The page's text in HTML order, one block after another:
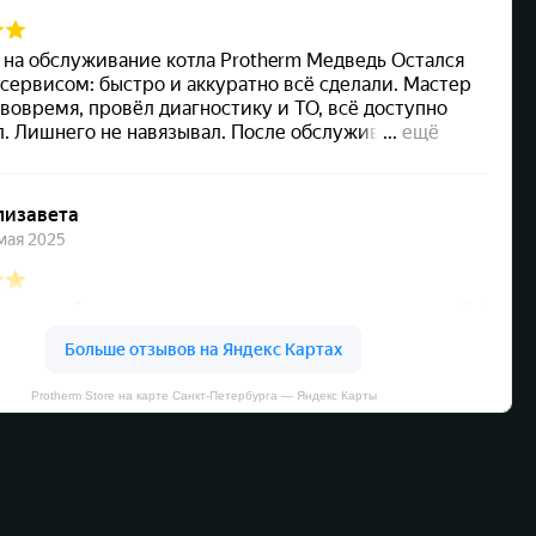
Protherm Store на карте Санкт‑Петербурга — Яндекс Карты